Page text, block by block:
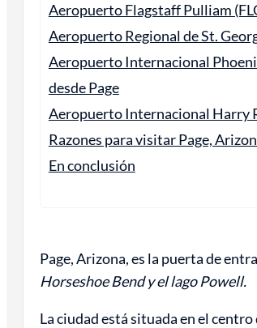
Aeropuerto Flagstaff Pulliam
Aeropuerto Regional de St.
Aeropuerto Internacional
desde Page
Aeropuerto Internacional Harry
Razones para visitar Page,
En conclusión
Page, Arizona, es la puerta de
Horseshoe Bend y el lago Powell.
La ciudad está situada en el